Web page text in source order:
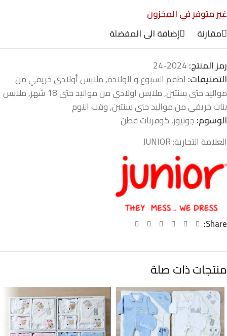
غير متوفر في المخزون
مقارنة
إضافة الى المفضلة
رمز المنتج:2024-24
التصنيفات: اطقم السبوع و الولادة,ملابس أولادى خريفي من
مواليد حتى سنتين,ملابس اولادى من مواليد حتى 18 شهر ,ملابس
بنات خريفي من مواليد حتى سنتين,وقت النوم
الوسوم:جونيور,كوفرتات قطن
العلامة التجارية:JUNIOR
Share:
منتجات ذات صلة